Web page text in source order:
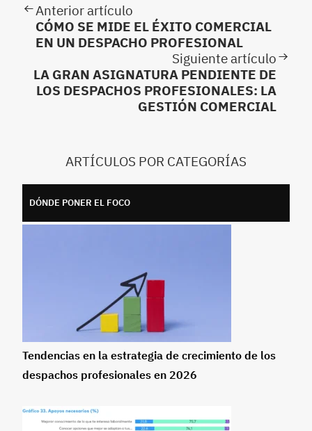
Anterior artículo
CÓMO SE MIDE EL ÉXITO COMERCIAL
EN UN DESPACHO PROFESIONAL
Siguiente artículo
LA GRAN ASIGNATURA PENDIENTE DE
LOS DESPACHOS PROFESIONALES: LA
GESTIÓN COMERCIAL
ARTÍCULOS POR CATEGORÍAS
DÓNDE PONER EL FOCO
Tendencias en la estrategia de crecimiento de los
despachos profesionales en 2026